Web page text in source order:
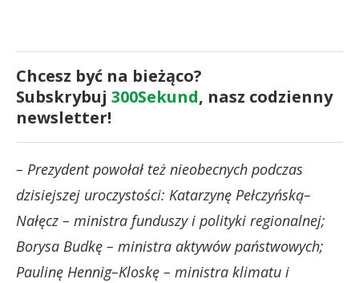
Chcesz być na bieżąco?
Subskrybuj 300Sekund, nasz codzienny
newsletter!
– Prezydent powołał też nieobecnych podczas
dzisiejszej uroczystości: Katarzynę Pełczyńską–
Nałęcz – ministra funduszy i polityki regionalnej;
Borysa Budkę – ministra aktywów państwowych;
Paulinę Hennig–Kloskę – ministra klimatu i